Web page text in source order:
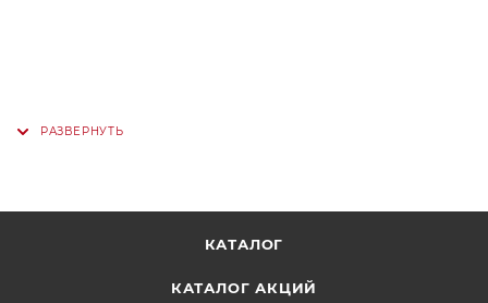
КАТАЛОГ
КАТАЛОГ АКЦИЙ